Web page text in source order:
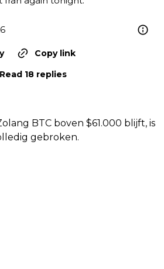
Copy link
Read 18 replies
BTC boven $61.000 blijft, is
gebroken.